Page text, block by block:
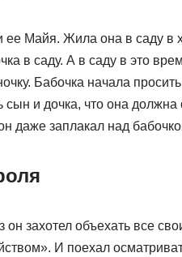
Майя. Жила она в саду в
в саду. А в саду в это
Бабочка начала
сын и дочка, что она
даже заплакал над
захотел объехать все
И поехал